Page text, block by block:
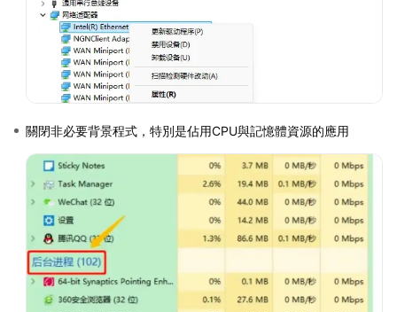
關閉非必要背景程式，特別是佔用CPU與記憶體資源的應用